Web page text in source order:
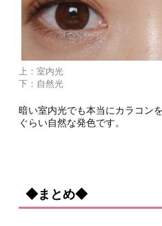
上：室内光
下：自然光
暗い室内光でも本当にカラコン
ぐらい自然な発色です。
◆まとめ◆